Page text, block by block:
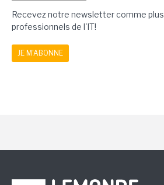
Recevez notre newsletter comme
professionnels de l'IT!
JE M'ABONNE